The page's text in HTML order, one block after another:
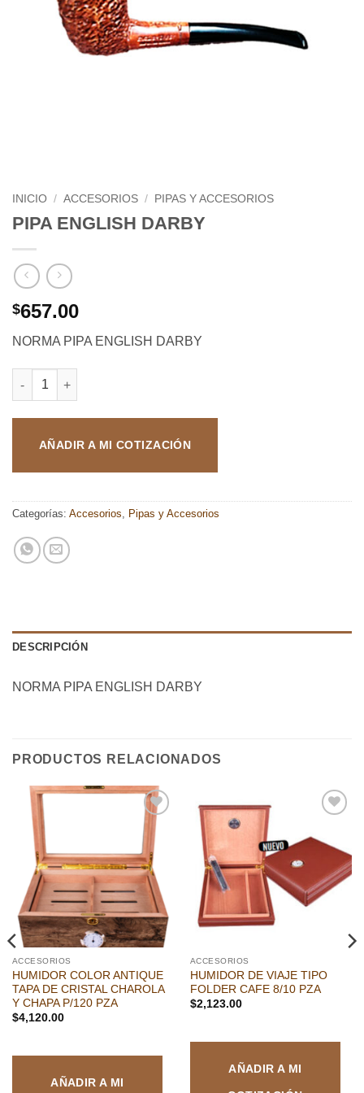
INICIO / ACCESORIOS / PIPAS Y ACCESORIOS
PIPA ENGLISH DARBY
$657.00
NORMA PIPA ENGLISH DARBY
PIPA ENGLISH DARBY cantidad
AÑADIR A MI COTIZACIÓN
Categorías: Accesorios, Pipas y Accesorios
DESCRIPCIÓN
NORMA PIPA ENGLISH DARBY
PRODUCTOS RELACIONADOS
Añadir
a la
lista de
deseos
ACCESORIOS
HUMIDOR COLOR ANTIQUE
TAPA DE CRISTAL CHAROLA
Y CHAPA P/120 PZA
$4,120.00
AÑADIR A MI
lista de
ACCESORIOS
HUMIDOR DE VIAJE TIPO
FOLDER CAFE 8/10 PZA
$2,123.00
AÑADIR A MI